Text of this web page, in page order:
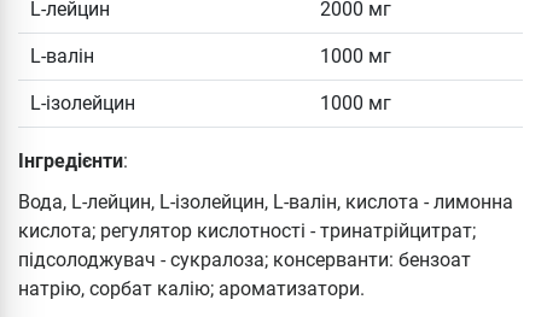
L-лейцин 2000 мг
L-валін 1000 мг
L-ізолейцин 1000 мг
Інгредієнти:
Вода, L-лейцин, L-ізолейцин, L-валін, кислота - лимонна
кислота; регулятор кислотності - тринатрійцитрат;
підсолоджувач - сукралоза; консерванти: бензоат
натрію, сорбат калію; ароматизатори.